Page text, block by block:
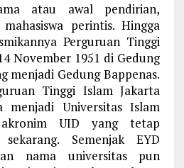
atau awal pendirian,
perintis. Hingga
Perguruan Tinggi
November 1951 di Gedung
menjadi Gedung Bappenas.
Tinggi Islam Jakarta
menjadi Universitas Islam
UID yang tetap
Semenjak EYD
nama universitas pun